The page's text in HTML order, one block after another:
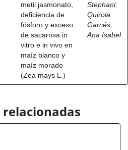
metil jasmonato,
deficiencia de
fósforo y exceso
de sacarosa in
vitro e in vivo en
maíz blanco y
maíz morado
(Zea mays L.)
Stephani;
Quirola
Garcés,
Ana Isabel